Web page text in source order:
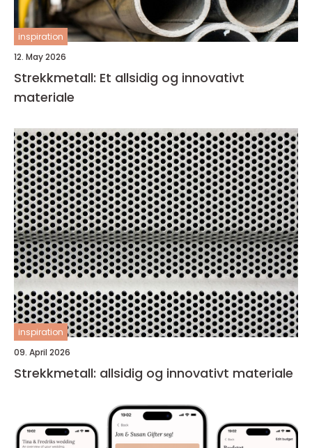
inspiration
12. May 2026
Strekkmetall: Et allsidig og innovativt
materiale
inspiration
09. April 2026
Strekkmetall: allsidig og innovativt materiale